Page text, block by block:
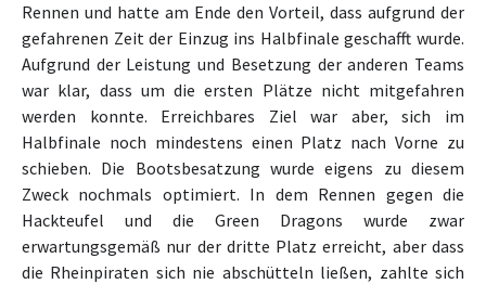
Rennen und hatte am Ende den Vorteil, dass aufgrund der
gefahrenen Zeit der Einzug ins Halbfinale geschafft wurde.
Aufgrund der Leistung und Besetzung der anderen Teams
war klar, dass um die ersten Plätze nicht mitgefahren
werden konnte. Erreichbares Ziel war aber, sich im
Halbfinale noch mindestens einen Platz nach Vorne zu
schieben. Die Bootsbesatzung wurde eigens zu diesem
Zweck nochmals optimiert. In dem Rennen gegen die
Hackteufel und die Green Dragons wurde zwar
erwartungsgemäß nur der dritte Platz erreicht, aber dass
die Rheinpiraten sich nie abschütteln ließen, zahlte sich